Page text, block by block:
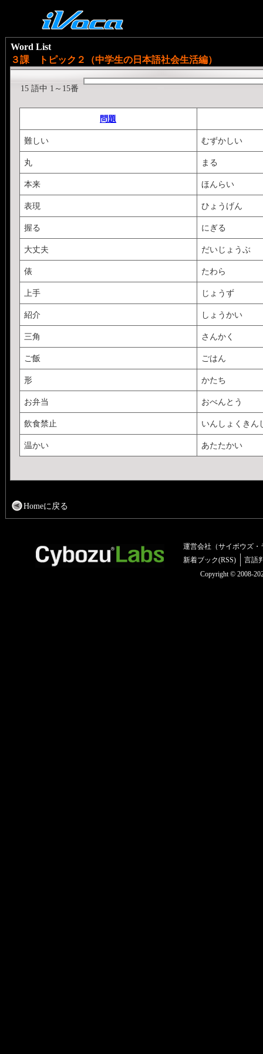
Word List
３課 トピック２（中学生の日本語社会生活編）
15 語中 1～15番
問題
難しい むずかしい
丸 まる
本来 ほんらい
表現 ひょうげん
握る にぎる
大丈夫 だいじょうぶ
俵 たわら
上手 じょうず
紹介 しょうかい
三角 さんかく
ご飯 ごはん
形 かたち
お弁当 おべんとう
飲食禁止 いんしょくきん
温かい あたたかい
Homeに戻る
運営会社（サイボウズ・
新着ブック(RSS)
言語
Copyright © 2008-